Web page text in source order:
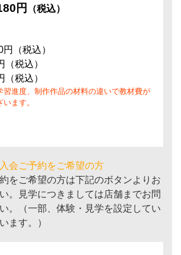
円 （税込）
（税込）
税込）
税込）
習進度、制作作品の材料の違いで教材費が
ます。
会ご予約をご希望の方
をご希望の方は下記のボタンよりお
。見学につきましては店舗までお問
。（一部、体験・見学を設定してい
ます。）